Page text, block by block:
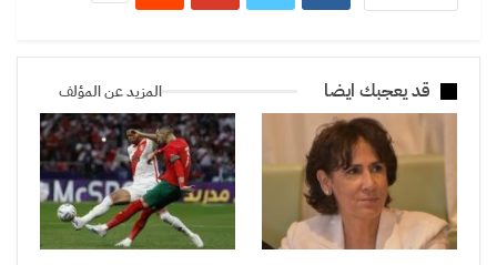
قد يعجبك ايضا المزيد عن المؤلف